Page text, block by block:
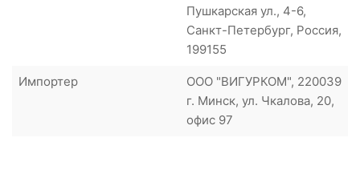
Пушкарская ул., 4-6,
Санкт-Петербург, Россия,
199155
Импортер
ООО "ВИГУРКОМ", 220039
г. Минск, ул. Чкалова, 20,
офис 97